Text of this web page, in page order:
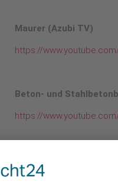
Maurer (Azubi TV)
https://
Beton- und
https://